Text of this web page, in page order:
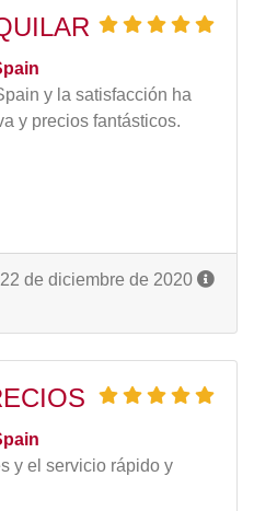
y la satisfacción ha
y precios fantásticos.
de diciembre de 2020
y el servicio rápido y